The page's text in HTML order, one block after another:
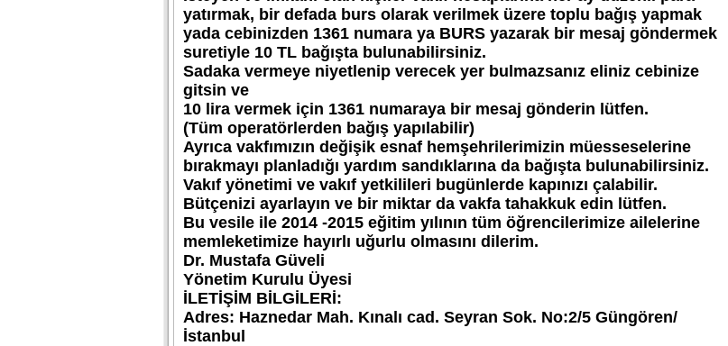
yatırmak, bir defada burs olarak verilmek üzere toplu bağış yapmak
yada cebinizden 1361 numara ya BURS yazarak bir mesaj göndermek
suretiyle 10 TL bağışta bulunabilirsiniz.
Sadaka vermeye niyetlenip verecek yer bulmazsanız eliniz cebinize
gitsin ve
10 lira vermek için 1361 numaraya bir mesaj gönderin lütfen.
(Tüm operatörlerden bağış yapılabilir)
Ayrıca vakfımızın değişik esnaf hemşehrilerimizin müesseselerine
bırakmayı planladığı yardım sandıklarına da bağışta bulunabilirsiniz.
Vakıf yönetimi ve vakıf yetkilileri bugünlerde kapınızı çalabilir.
Bütçenizi ayarlayın ve bir miktar da vakfa tahakkuk edin lütfen.
Bu vesile ile 2014 -2015 eğitim yılının tüm öğrencilerimize ailelerine
memleketimize hayırlı uğurlu olmasını dilerim.
Dr. Mustafa Güveli
Yönetim Kurulu Üyesi
İLETİŞİM BİLGİLERİ:
Adres: Haznedar Mah. Kınalı cad. Seyran Sok. No:2/5 Güngören/
İstanbul